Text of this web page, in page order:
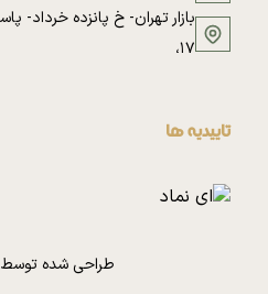
۱۷،
تاییدیه ها
طراحی شده توسط